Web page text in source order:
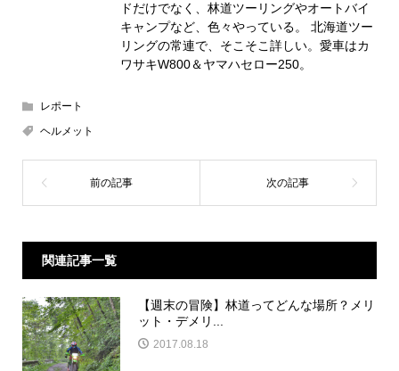
ドだけでなく、林道ツーリングやオートバイ
キャンプなど、色々やっている。 北海道ツー
リングの常連で、そこそこ詳しい。愛車はカ
ワサキW800＆ヤマハセロー250。
レポート
ヘルメット
関連記事一覧
【週末の冒険】林道ってどんな場所？メリ
ット・デメリ...
2017.08.18